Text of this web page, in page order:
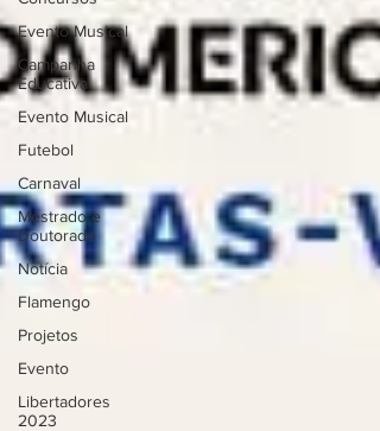
Evento Musical
Campanha
Educativa
Evento Musical
Futebol
Carnaval
Mestrado e
Doutorado
Notícia
Flamengo
Projetos
Evento
Libertadores
2023